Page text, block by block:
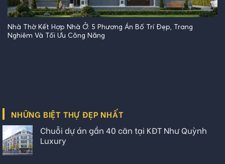
Nhà Thờ Kết Hợp Nhà Ở: 5 Phương Án Bố Trí Đẹp, Trang
Nghiêm Và Tối Ưu Công Năng
NHỮNG BIỆT THỰ ĐẸP NHẤT
Chuỗi dự án gần 40 căn tại KĐT Như Quỳnh
Luxury